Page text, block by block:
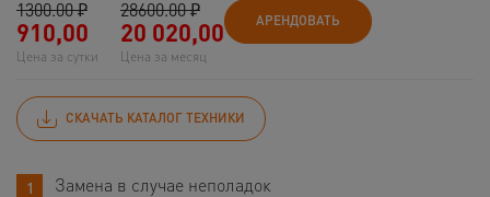
1300.00 ₽
910,00
Цена за сутки
28600.00 ₽
20 020,00
Цена за месяц
АРЕНДОВАТЬ
СКАЧАТЬ КАТАЛОГ ТЕХНИКИ
Замена в случае неполадок